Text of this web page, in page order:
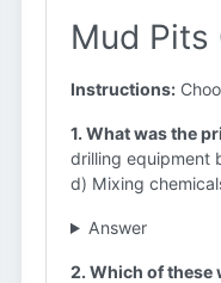
Mud Pits
Instructions:
1. What was the
drilling equipment
d) Mixing
Answer
2. Which of these